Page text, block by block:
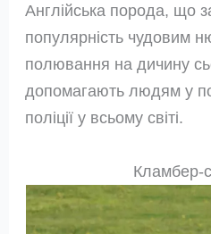
Англійська порода, що
популярність чудовим
полювання на дичину
допомагають людям у
поліції у всьому світі.
Кламбер-